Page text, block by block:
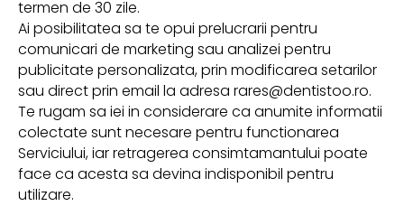
termen de 30 zile.
Ai posibilitatea sa te opui prelucrarii pentru
comunicari de marketing sau analizei pentru
publicitate personalizata, prin modificarea setarilor
sau direct prin email la adresa rares@dentistoo.ro.
Te rugam sa iei in considerare ca anumite informatii
colectate sunt necesare pentru functionarea
Serviciului, iar retragerea consimtamantului poate
face ca acesta sa devina indisponibil pentru
utilizare.